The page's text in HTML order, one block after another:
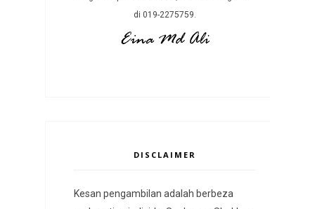
di 019-2275759.
DISCLAIMER
Kesan pengambilan adalah berbeza